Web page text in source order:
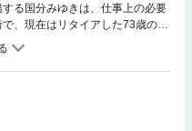
る国分みゆきは、仕事上の必要
、現在はリタイアした73歳の建
トに泊まるつもりだったが、都
北村の家に一泊。その後、鎌倉
の男性にはない魅力を北村に感
て膝枕で寝入ってしまったと
便物が届いたのだが、差出人の